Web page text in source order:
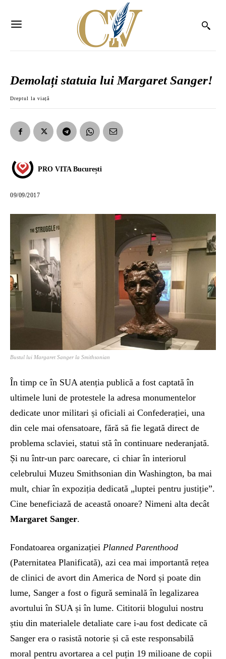
Demolați statuia lui Margaret Sanger!
Dreptul la viață
PRO VITA București
09/09/2017
Bustul lui Margaret Sanger la Smithsonian
În timp ce în SUA atenția publică a fost captată în
ultimele luni de protestele la adresa monumentelor
dedicate unor militari și oficiali ai Confederației, una
din cele mai ofensatoare, fără să fie legată direct de
problema sclaviei, statui stă în continuare nederanjată.
Și nu într-un parc oarecare, ci chiar în interiorul
celebrului Muzeu Smithsonian din Washington, ba mai
mult, chiar în expoziția dedicată „luptei pentru justiție”.
Cine beneficiază de această onoare? Nimeni alta decât
Margaret Sanger.
Fondatoarea organizației Planned Parenthood
(Paternitatea Planificată), azi cea mai importantă rețea
de clinici de avort din America de Nord și poate din
lume, Sanger a fost o figură seminală în legalizarea
avortului în SUA și în lume. Cititorii blogului nostru
știu din materialele detaliate care i-au fost dedicate că
Sanger era o rasistă notorie și că este responsabilă
moral pentru avortarea a cel puțin 19 milioane de copii